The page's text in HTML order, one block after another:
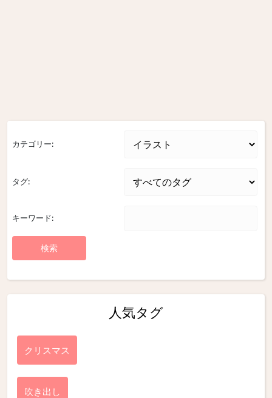
カテゴリー:
タグ:
キーワード:
人気タグ
クリスマス
吹き出し